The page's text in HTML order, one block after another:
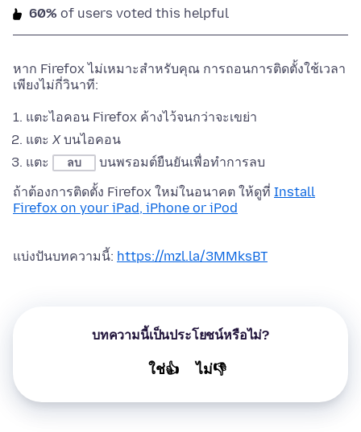
60% of users voted this helpful
หาก Firefox ไม่เหมาะสำหรับคุณ การถอนการติดตั้งใช้เวลา
เพียงไม่กี่วินาที:
แตะไอคอน Firefox ค้างไว้จนกว่าจะเขย่า
แตะ Xบนไอคอน
แตะ
ลบ
บนพรอมต์ยืนยันเพื่อทำการลบ
ถ้าต้องการติดตั้ง Firefox ใหม่ในอนาคต ให้ดูที่ Install
Firefox on your iPad, iPhone or iPod
แบ่งปันบทความนี้: https://mzl.la/3MMksBT
บทความนี้เป็นประโยชน์หรือไม่?
ใช่👍 ไม่👎